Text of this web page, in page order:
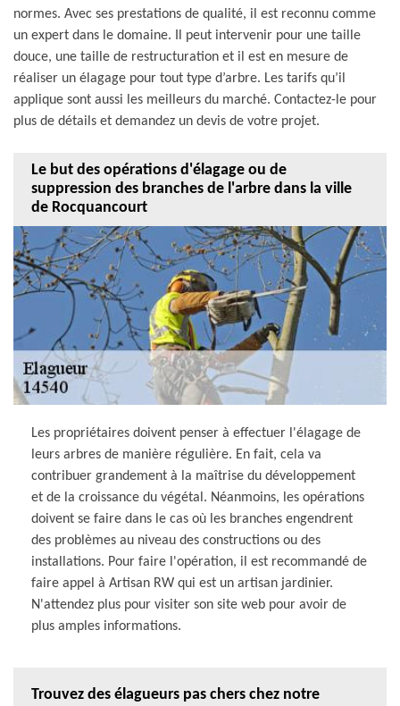
normes. Avec ses prestations de qualité, il est reconnu comme
un expert dans le domaine. Il peut intervenir pour une taille
douce, une taille de restructuration et il est en mesure de
réaliser un élagage pour tout type d’arbre. Les tarifs qu’il
applique sont aussi les meilleurs du marché. Contactez-le pour
plus de détails et demandez un devis de votre projet.
Le but des opérations d'élagage ou de
suppression des branches de l'arbre dans la ville
de Rocquancourt
Les propriétaires doivent penser à effectuer l'élagage de
leurs arbres de manière régulière. En fait, cela va
contribuer grandement à la maîtrise du développement
et de la croissance du végétal. Néanmoins, les opérations
doivent se faire dans le cas où les branches engendrent
des problèmes au niveau des constructions ou des
installations. Pour faire l'opération, il est recommandé de
faire appel à Artisan RW qui est un artisan jardinier.
N'attendez plus pour visiter son site web pour avoir de
plus amples informations.
Trouvez des élagueurs pas chers chez notre